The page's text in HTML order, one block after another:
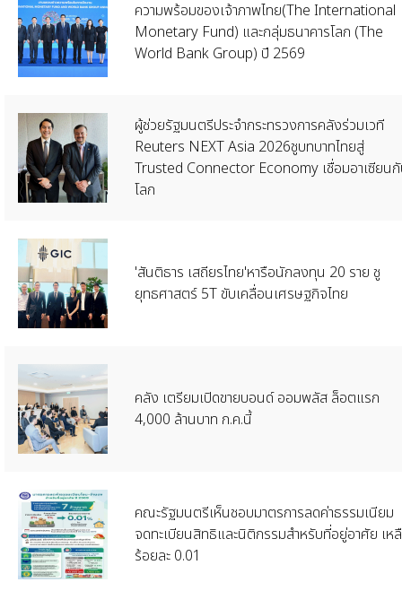
ความพร้อมของเจ้าภาพไทย(The International
Monetary Fund) และกลุ่มธนาคารโลก (The
World Bank Group) ปี 2569
ผู้ช่วยรัฐมนตรีประจำกระทรวงการคลังร่วมเวที
Reuters NEXT Asia 2026ชูบทบาทไทยสู่
Trusted Connector Economy เชื่อมอาเซียน
โลก
'สันติธาร เสถียรไทย'หารือนักลงทุน 20 ราย ชู
ยุทธศาสตร์ 5T ขับเคลื่อนเศรษฐกิจไทย
คลัง เตรียมเปิดขายบอนด์ ออมพลัส ล็อตแรก
4,000 ล้านบาท ก.ค.นี้
คณะรัฐมนตรีเห็นชอบมาตรการลดค่าธรรมเนียม
จดทะเบียนสิทธิและนิติกรรมสำหรับที่อยู่อาศัย เห
ร้อยละ 0.01